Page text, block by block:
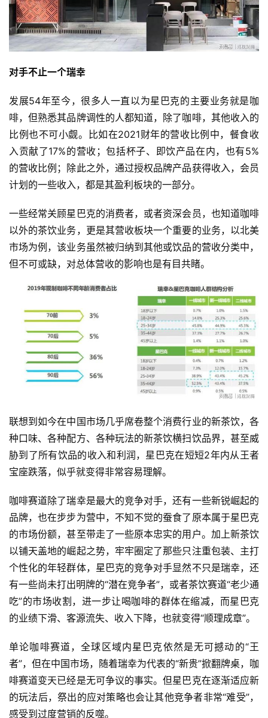
首
页
快
讯
公
司
对手不止一个瑞幸
发展54年至今，很多人一直以为星巴克的主要业务就是咖
啡，但熟悉其品牌调性的人都知道，除了咖啡，其他收入的
比例也不可小觑。比如在2021财年的营收比例中，餐食收
入贡献了17%的营收；包括杯子、即饮产品在内，也有5%
的营收比例；除此之外，通过授权品牌产品获得收入，会员
计划的一些收入，都是其盈利板块的一部分。
一些经常关顾星巴克的消费者，或者资深会员，也知道咖啡
以外的茶饮业务，更是其营收板块一个重要的业务，以北美
市场为例，该业务虽然被归纳到其他或饮品的营收分类中，
但不可或缺，对总体营收的影响也是有目共睹。
联想到如今在中国市场几乎席卷整个消费行业的新茶饮，各
种口味、各种配方、各种玩法的新茶饮横扫饮品界，甚至威
胁到了所有饮品的收入和利润，星巴克在短短2年内从王者
宝座跌落，似乎就变得非常容易理解。
咖啡赛道除了瑞幸是最大的竞争对手，还有一些新锐崛起的
品牌，也在步步为营中，不知不觉的蚕食了原本属于星巴克
的市场份额，甚至带走了一些原本忠实的用户。加上新茶饮
以铺天盖地的崛起之势，牢牢圈定了那些只注重包装、主打
个性化的年轻群体，星巴克的竞争对手显然不只是瑞幸，还
有一些尚未打出明牌的“潜在竞争者”，或者茶饮赛道“老少通
吃”的市场收割，进一步让喝咖啡的群体在缩减，而星巴克
的业绩下滑、客源流失、收入下降，也就变得“顺理成章”。
单论咖啡赛道，全球区域内星巴克依然是无可撼动的“王
者”，但在中国市场，随着瑞幸为代表的“新贵”掀翻牌桌，咖
啡赛道变天已经是无可争议的事实。但星巴克在逐渐适应新
的玩法后，祭出的应对策略也会让其他竞争者非常“难受”，
感受到过度营销的反噬。